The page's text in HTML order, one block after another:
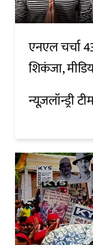
एनएल चर्चा
शिकंजा,
न्यूज़लॉन्ड्री